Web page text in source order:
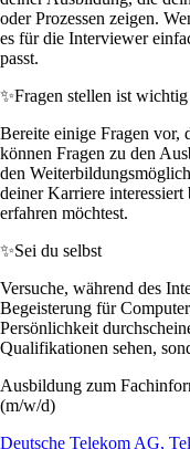
oder Prozessen zeigen.
es für die Interviewer
passt.
✨Fragen stellen ist wichtig
Bereite einige Fragen vor,
können Fragen zu den
den
deiner Karriere
erfahren möchtest.
✨Sei du selbst
Versuche, während des
Begeisterung für
Persönlichkeit
Qualifikationen sehen,
Ausbildung zum
(m/w/d)
Deutsche Telekom AG,